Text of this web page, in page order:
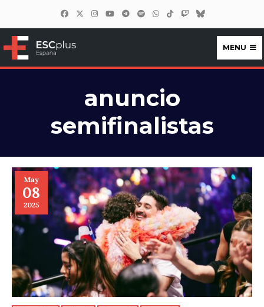
ESCplus España
MENU
anuncio
semifinalistas
May
08
2025